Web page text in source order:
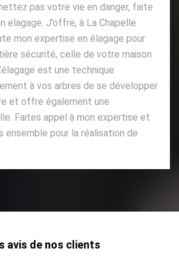
pas votre vie en danger, faite
elagage. J’offre, à La Chapelle
mon expertise en élagage pour
sécurité, celle de votre maison
est une technique
à vos arbres de se développer
et offre également une
Faites appel à mon expertise et
ensemble pour la réalisation de
avis de nos clients